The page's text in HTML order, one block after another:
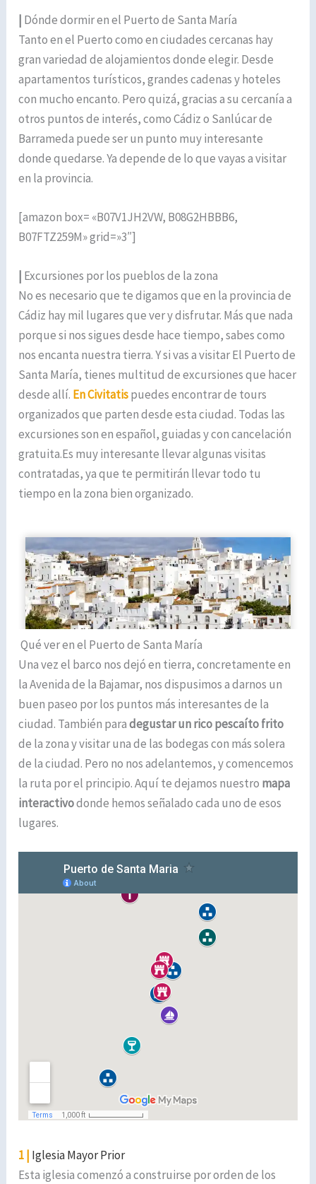
| Dónde dormir en el Puerto de Santa María
Tanto en el Puerto como en ciudades cercanas hay
gran variedad de alojamientos donde elegir. Desde
apartamentos turísticos, grandes cadenas y hoteles
con mucho encanto. Pero quizá, gracias a su cercanía a
otros puntos de interés, como Cádiz o Sanlúcar de
Barrameda puede ser un punto muy interesante
donde quedarse. Ya depende de lo que vayas a visitar
en la provincia.
[amazon box= «B07V1JH2VW, B08G2HBBB6,
B07FTZ259M» grid=»3″]
| Excursiones por los pueblos de la zona
No es necesario que te digamos que en la provincia de
Cádiz hay mil lugares que ver y disfrutar. Más que nada
porque si nos sigues desde hace tiempo, sabes como
nos encanta nuestra tierra. Y si vas a visitar El Puerto de
Santa María, tienes multitud de excursiones que hacer
desde allí. En Civitatispuedes encontrar de tours
organizados que parten desde esta ciudad. Todas las
excursiones son en español, guiadas y con cancelación
gratuita.Es muy interesante llevar algunas visitas
contratadas, ya que te permitirán llevar todo tu
tiempo en la zona bien organizado.
Qué ver en el Puerto de Santa María
Una vez el barco nos dejó en tierra, concretamente en
la Avenida de la Bajamar, nos dispusimos a darnos un
buen paseo por los puntos más interesantes de la
ciudad. También paradegustar un rico pescaíto frito
de la zona y visitar una de las bodegas con más solera
de la ciudad. Pero no nos adelantemos, y comencemos
la ruta por el principio. Aquí te dejamos nuestro mapa
interactivodonde hemos señalado cada uno de esos
lugares.
1 | Iglesia Mayor Prior
Esta iglesia comenzó a construirse por orden de los